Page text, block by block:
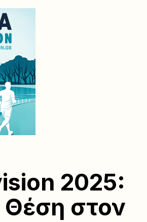
2025:
Θέση στον